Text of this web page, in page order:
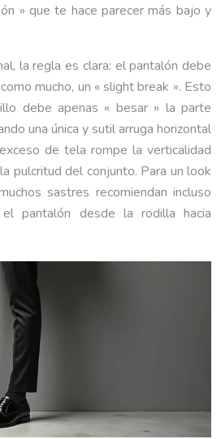
» que te hace parecer más bajo y
la regla es clara: el pantalón debe
mucho, un « slight break ». Esto
debe apenas « besar » la parte
una única y sutil arruga horizontal
de tela rompe la verticalidad
pulcritud del conjunto. Para un look
sastres recomiendan incluso
el pantalón desde la rodilla hacia